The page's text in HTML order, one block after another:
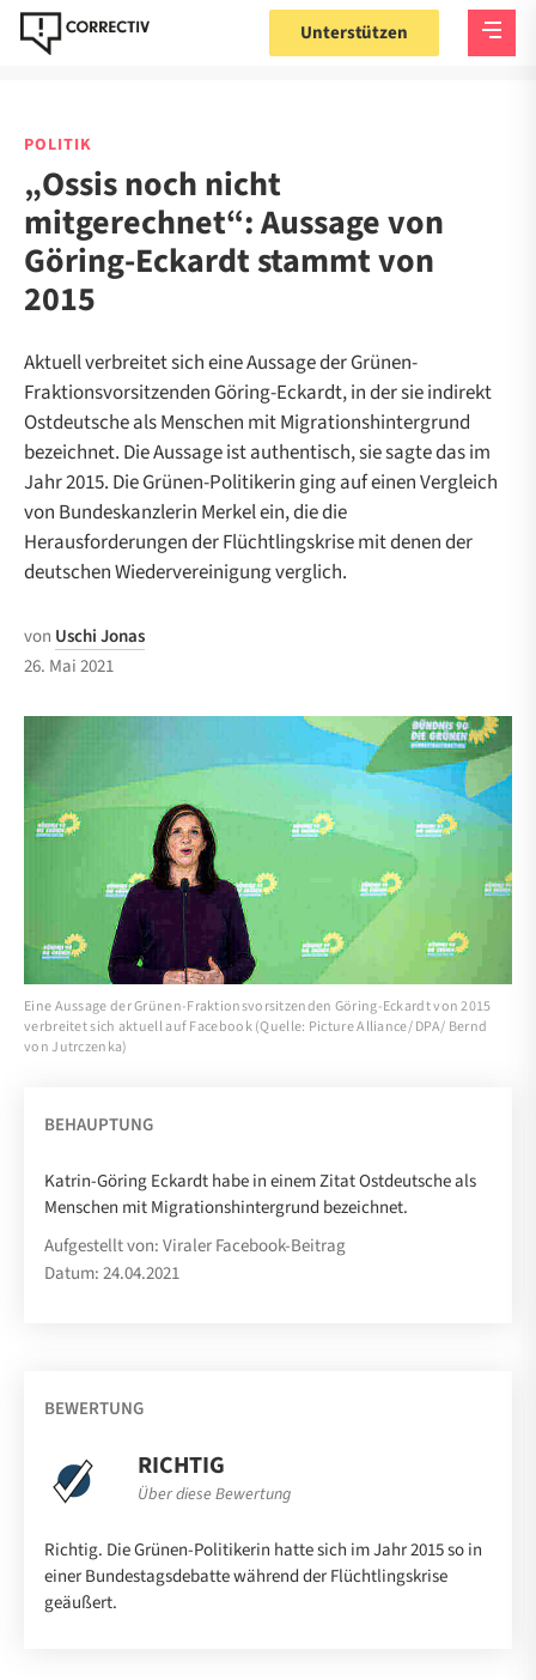
Unterstützen
POLITIK
„Ossis noch nicht
mitgerechnet“: Aussage von
Göring-Eckardt stammt von
2015
Aktuell verbreitet sich eine Aussage der Grünen-
Fraktionsvorsitzenden Göring-Eckardt, in der sie indirekt
Ostdeutsche als Menschen mit Migrationshintergrund
bezeichnet. Die Aussage ist authentisch, sie sagte das im
Jahr 2015. Die Grünen-Politikerin ging auf einen Vergleich
von Bundeskanzlerin Merkel ein, die die
Herausforderungen der Flüchtlingskrise mit denen der
deutschen Wiedervereinigung verglich.
von Uschi Jonas
26. Mai 2021
Eine Aussage der Grünen-Fraktionsvorsitzenden Göring-Eckardt von 2015
verbreitet sich aktuell auf Facebook (Quelle: Picture Alliance/ DPA/ Bernd
von Jutrczenka)
BEHAUPTUNG
Katrin-Göring Eckardt habe in einem Zitat Ostdeutsche als
Menschen mit Migrationshintergrund bezeichnet.
Aufgestellt von: Viraler Facebook-Beitrag
Datum: 24.04.2021
BEWERTUNG
RICHTIG
Über diese Bewertung
Richtig. Die Grünen-Politikerin hatte sich im Jahr 2015 so in
einer Bundestagsdebatte während der Flüchtlingskrise
geäußert.